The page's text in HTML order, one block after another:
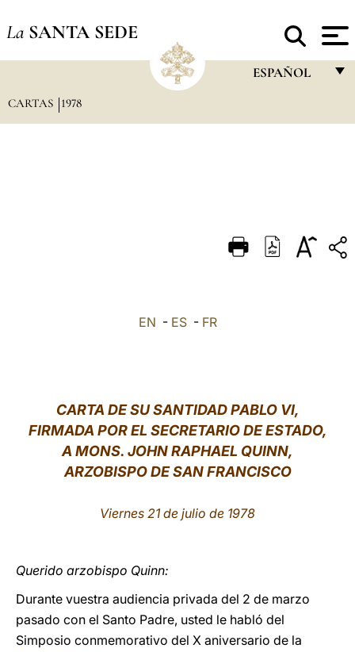
La SANTA SEDE
ESPAÑOL
DEUTSCH
CARTAS 1978
EN - ES- FR
CARTA DE SU SANTIDAD PABLO VI,
FIRMADA POR EL SECRETARIO DE ESTADO,
A MONS. JOHN RAPHAEL QUINN,
ARZOBISPO DE SAN FRANCISCO
Viernes 21 de julio de 1978
Querido arzobispo Quinn:
Durante vuestra audiencia privada del 2 de marzo
pasado con el Santo Padre, usted le habló del
Simposio conmemorativo del X aniversario de la